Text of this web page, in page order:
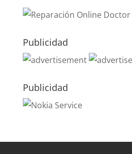
Publicidad
Publicidad